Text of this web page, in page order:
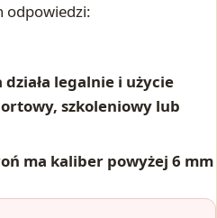
odpowiedzi:
legalnie i użycie
szkoleniowy lub
ma kaliber powyżej 6 mm